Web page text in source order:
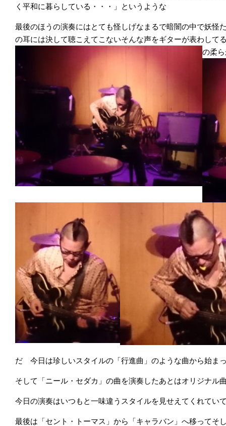
く平和に暮らしている・・・」というような
最後のほうの演奏にはとても怪しげなまるで暗闇の中で妖怪
の耳には決して聴こえてこないそんな声をギターが表わし
の柔
だ 今日は珍しいスタイルの「行進曲」のような曲から始ま
そして「ニール・セダカ」の曲を演奏したあとはオリジナル
今日の演奏はいつもと一味違うスタイルを見せえてくれてい
最後は「セント・トーマス」から「キャラバン」へ移ってそ